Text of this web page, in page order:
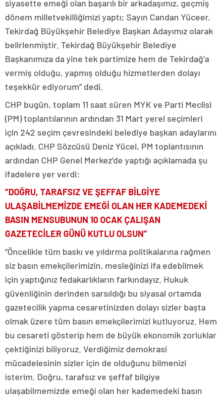
siyasette emeği olan başarılı bir arkadaşımız, geçmiş
dönem milletvekilliğimizi yaptı; Sayın Candan Yüceer,
Tekirdağ Büyükşehir Belediye Başkan Adayımız olarak
belirlenmiştir. Tekirdağ Büyükşehir Belediye
Başkanımıza da yine tek partimize hem de Tekirdağ’a
vermiş olduğu, yapmış olduğu hizmetlerden dolayı
teşekkür ediyorum” dedi.
CHP bugün, toplam 11 saat süren MYK ve Parti Meclisi
(PM) toplantılarının ardından 31 Mart yerel seçimleri
için 242 seçim çevresindeki belediye başkan adaylarını
açıkladı. CHP Sözcüsü Deniz Yücel, PM toplantısının
ardından CHP Genel Merkez’de yaptığı açıklamada şu
ifadelere yer verdi:
“DOĞRU, TARAFSIZ VE ŞEFFAF BİLGİYE
ULAŞABİLMEMİZDE EMEĞİ OLAN HER KADEMEDEKİ
BASIN MENSUBUNUN 10 OCAK ÇALIŞAN
GAZETECİLER GÜNÜ KUTLU OLSUN”
“Öncelikle tüm baskı ve yıldırma politikalarına rağmen
siz basın emekçilerimizin, mesleğinizi ifa edebilmek
için yaptığınız fedakarlıkların farkındayız. Hukuk
güvenliğinin derinden sarsıldığı bu siyasal ortamda
gazetecilik yapma cesaretinizden dolayı sizler başta
olmak üzere tüm basın emekçilerimizi kutluyoruz. Hem
bu cesareti gösterip hem de büyük ekonomik zorluklar
çektiğinizi biliyoruz. Verdiğimiz demokrasi
mücadelesinin sizler için de olduğunu bilmenizi
isterim. Doğru, tarafsız ve şeffaf bilgiye
ulaşabilmemizde emeği olan her kademedeki basın